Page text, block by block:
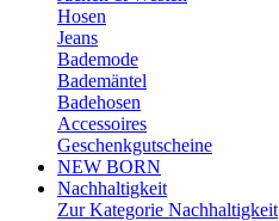
Hosen
Jeans
Bademode
Bademäntel
Badehosen
Accessoires
Geschenkgutscheine
NEW BORN
Nachhaltigkeit
Zur Kategorie Nachhaltigkeit